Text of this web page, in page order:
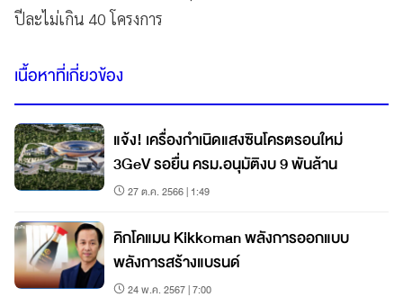
ปีละไม่เกิน 40 โครงการ
เนื้อหาที่เกี่ยวข้อง
แจ้ง! เครื่องกำเนิดแสงซินโครตรอนใหม่
3GeV รอยื่น ครม.อนุมัติงบ 9 พันล้าน
27 ต.ค. 2566 | 1:49
คิกโคแมน Kikkoman พลังการออกแบบ
พลังการสร้างแบรนด์
24 พ.ค. 2567 | 7:00